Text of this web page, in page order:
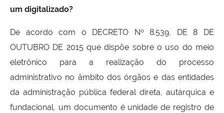
um digitalizado?
De acordo com o DECRETO Nº 8.539, DE 8 DE
OUTUBRO DE 2015 que dispõe sobre o uso do meio
eletrônico para a realização do processo
administrativo no âmbito dos órgãos e das entidades
da administração pública federal direta, autárquica e
fundacional, um documento é unidade de registro de